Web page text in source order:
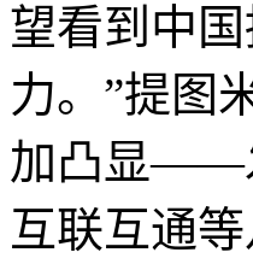
望看到中
力。”提图
加凸显——
互联互通